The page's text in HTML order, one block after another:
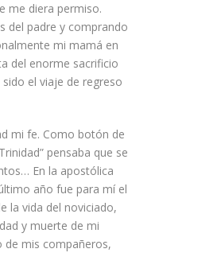
me diera permiso.
del padre y comprando
mi mamá en
del enorme sacrificio
el viaje de regreso
mi fe. Como botón de
pensaba que se
En la apostólica
año fue para mí el
la vida del noviciado,
y muerte de mi
de mis compañeros,